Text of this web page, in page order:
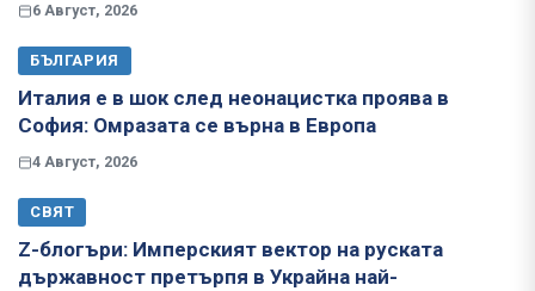
6 Август, 2026
БЪЛГАРИЯ
Италия е в шок след неонацистка проява в
София: Омразата се върна в Европа
4 Август, 2026
СВЯТ
Z-блогъри: Имперският вектор на руската
държавност претърпя в Украйна най-